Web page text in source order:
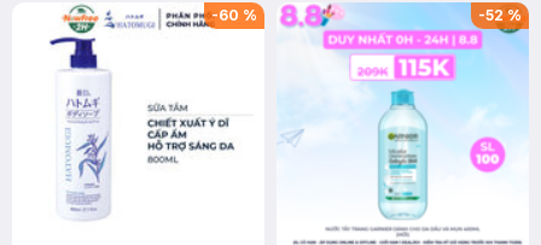
(SL có hạn)
-60 % -52%